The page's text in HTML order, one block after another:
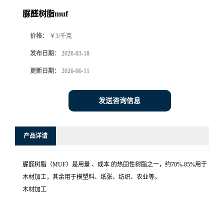
脲醛树脂muf
价格： ￥3/千克
发布日期： 2026-03-18
更新日期： 2026-06-11
发送咨询信息
产品详请
脲醛树脂（MUF）是用量 、成本 的热固性树脂之一，约70%-85%用于
木材加工，其余用于模塑料、纸张、纺织、农业等。
木材加工